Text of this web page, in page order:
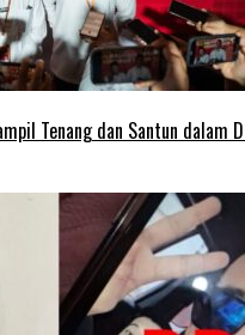
Tenang dan Santun dalam